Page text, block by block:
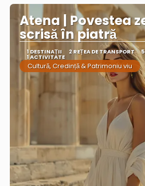
Atena | Povestea
scrisă în piatră
1 DESTINAŢII 2 REȚEA DE TRANSPORT
1 ACTIVITATE
Cultură, Credință & Patrimoniu viu